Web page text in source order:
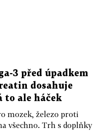
3 před úpadkem
dosahuje
to ale háček
mozek, železo proti
všechno. Trh s doplňky